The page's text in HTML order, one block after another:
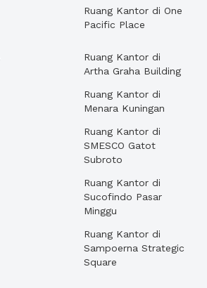
Ruang Kantor di One
Pacific Place
Ruang Kantor di
Artha Graha Building
Ruang Kantor di
Menara Kuningan
Ruang Kantor di
SMESCO Gatot
Subroto
Ruang Kantor di
Sucofindo Pasar
Minggu
Ruang Kantor di
Sampoerna Strategic
Square